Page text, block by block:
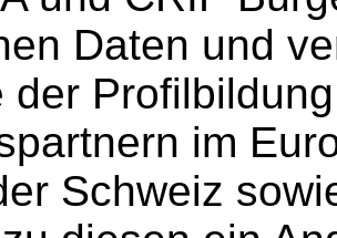
Daten und
der
im
Schweiz